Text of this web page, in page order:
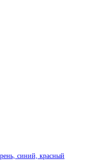
синий, красный